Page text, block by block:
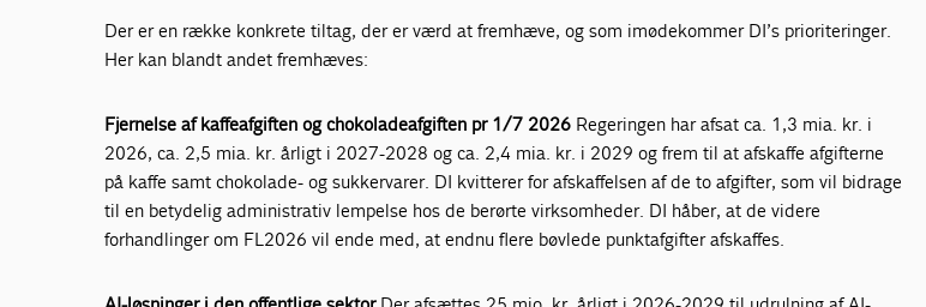
Der er en række konkrete tiltag, der er værd at fremhæve, og som imødekommer DI’s prioriteringer.
Her kan blandt andet fremhæves:
Fjernelse af kaffeafgiften og chokoladeafgiften pr 1/7 2026 Regeringen har afsat ca. 1,3 mia. kr. i
2026, ca. 2,5 mia. kr. årligt i 2027-2028 og ca. 2,4 mia. kr. i 2029 og frem til at afskaffe afgifterne
på kaffe samt chokolade- og sukkervarer. DI kvitterer for afskaffelsen af de to afgifter, som vil bidrage
til en betydelig administrativ lempelse hos de berørte virksomheder. DI håber, at de videre
forhandlinger om FL2026 vil ende med, at endnu flere bøvlede punktafgifter afskaffes.